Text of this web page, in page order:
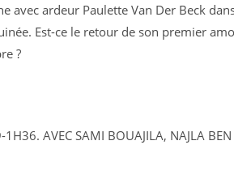
avec ardeur Paulette Van Der Beck
Est-ce le retour de son premier
?
AVEC SAMI BOUAJILA, NAJLA BEN